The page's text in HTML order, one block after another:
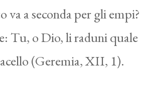
a seconda per gli empi?
Tu, o Dio, li raduni quale
(Geremia, XII, 1).